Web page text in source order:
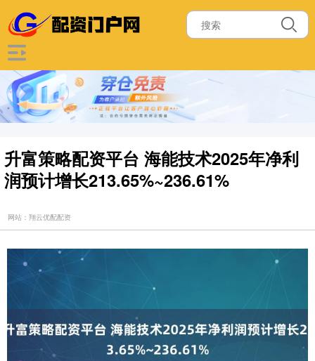
升富策略配资平台 海能技术2025年净利
润预计增长213.65%~236.61%
网站：翔云优配配资